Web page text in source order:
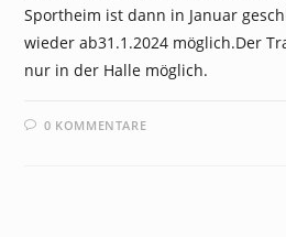
Sportheim ist dann in Januar
wieder ab31.1.2024 möglich.Der
nur in der Halle möglich.
0 KOMMENTARE